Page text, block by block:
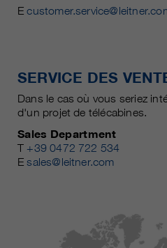
E
SERVICE DES
Dans le cas où vous seriez
d'un projet de télécabines.
Sales Department
T +39 0472 722 534
Esales@leitner.com